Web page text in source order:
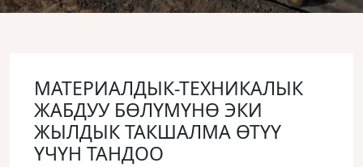
МАТЕРИАЛДЫК-ТЕХНИКАЛЫК
ЖАБДУУ БӨЛҮМҮНӨ ЭКИ
ЖЫЛДЫК ТАКШАЛМА ӨТҮҮ
ҮЧҮН ТАНДОО